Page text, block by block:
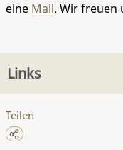
eine Mail. Wir freuen
Links
Teilen